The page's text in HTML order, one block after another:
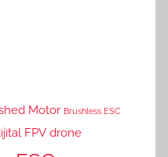
Motor Brushless ESC
FPV drone